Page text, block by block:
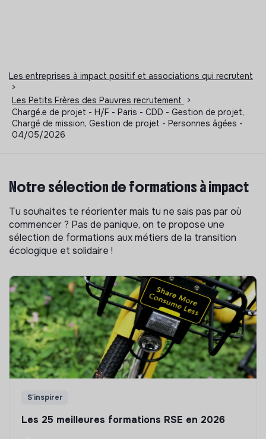
Les entreprises à impact positif et associations qui recrutent
>
Les Petits Frères des Pauvres recrutement
>
Chargé.e de projet - H/F - Paris - CDD - Gestion de projet,
Chargé de mission, Gestion de projet - Personnes âgées -
04/05/2026
Notre sélection de formations à impact
Tu souhaites te réorienter mais tu ne sais pas par où
commencer ? Pas de panique, on te propose une
sélection de formations aux métiers de la transition
écologique et solidaire !
S'inspirer
Les 25 meilleures formations RSE en 2026